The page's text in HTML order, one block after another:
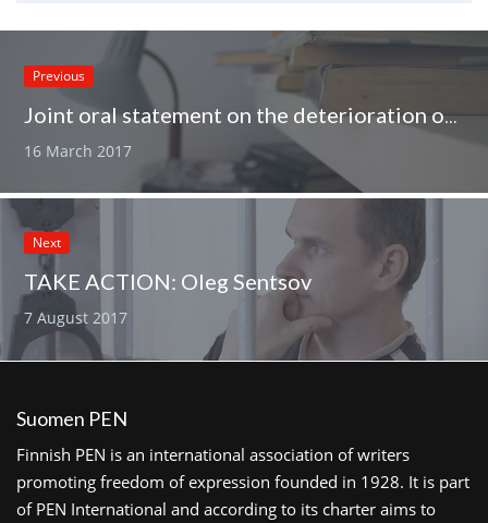
Previous
Joint oral statement on the deterioration of freedom of expression and media freedom in Turkey
16 March 2017
Next
TAKE ACTION: Oleg Sentsov
7 August 2017
Suomen PEN
Finnish PEN is an international association of writers
promoting freedom of expression founded in 1928. It is part
of PEN International and according to its charter aims to